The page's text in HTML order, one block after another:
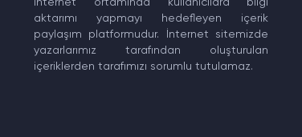
internet ortamında kullanıcılara bilgi
aktarımı yapmayı hedefleyen içerik
paylaşım platformudur. İnternet sitemizde
yazarlarımız tarafından oluşturulan
içeriklerden tarafımızı sorumlu tutulamaz.